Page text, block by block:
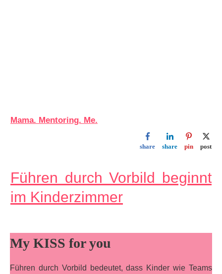
Mama. Mentoring. Me.
share share pin post
Führen durch Vorbild beginnt
im Kinderzimmer
My KISS for you
Führen durch Vorbild bedeutet, dass Kinder wie Teams